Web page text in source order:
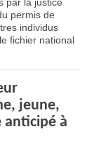
permis de
individus
fichier national
jeune,
anticipé à